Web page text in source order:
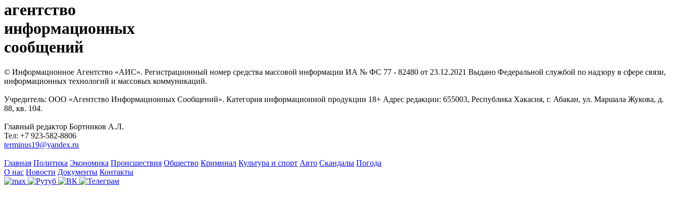
агентство
информационных
сообщений
© Информационное Агентство «АИС». Регистрационный номер средства массовой информации ИА № ФС 77 - 82480 от 23.12.2021 Выдано Федеральной службой по надзору в сфере связи,
информационных технологий и массовых коммуникаций.
Учредитель: ООО «Агентство Информационных Сообщений». Категория информационной продукции 18+ Адрес редакции: 655003, Республика Хакасия, г. Абакан, ул. Маршала Жукова, д.
88, кв. 104.
Главный редактор Бортников А.Л.
Тел: +7 923-582-8806
terminus19@yandex.ru
Главная Политика Экономика Происшествия Общество Криминал Культура и спорт Авто Скандалы Погода
О нас Новости Документы Контакты